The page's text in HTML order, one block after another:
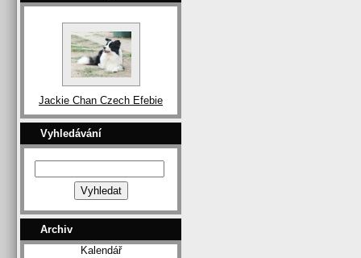
Jackie Chan Czech Efebie
Vyhledávání
Archiv
Kalendář